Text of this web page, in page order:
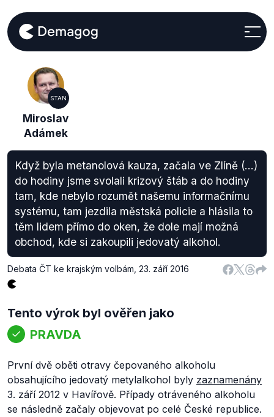
STAN
Miroslav
Adámek
Když byla metanolová kauza, začala ve Zlíně (...)
do hodiny jsme svolali krizový štáb a do hodiny
tam, kde nebylo rozumět našemu informačnímu
systému, tam jezdila městská policie a hlásila to
těm lidem přímo do oken, že dole mají možná
obchod, kde si zakoupili jedovatý alkohol.
Debata ČT ke krajským volbám 23. září 2016
Tento výrok byl ověřen jako
PRAVDA
První dvě oběti otravy čepovaného alkoholu
obsahujícího jedovatý metylalkohol byly zaznamenány
3. září 2012 v Havířově. Případy otráveného alkoholu
se následně začaly objevovat po celé České republice.